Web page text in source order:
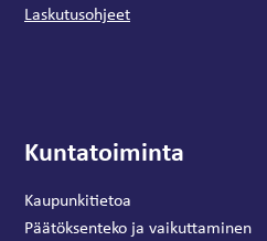
Laskutusohjeet
Kuntatoiminta
Kaupunkitietoa
Päätöksenteko ja vaikuttaminen